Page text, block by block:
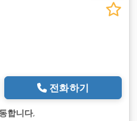
전화하기
합니다,